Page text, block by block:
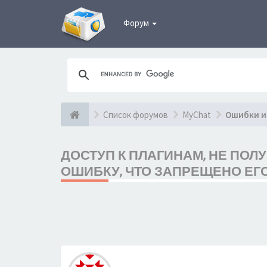
Форум
Список форумов MyChat Ошибки
ДОСТУП К ПЛАГИНАМ, НЕ
ОШИБКУ, ЧТО ЗАПРЕЩЕНО